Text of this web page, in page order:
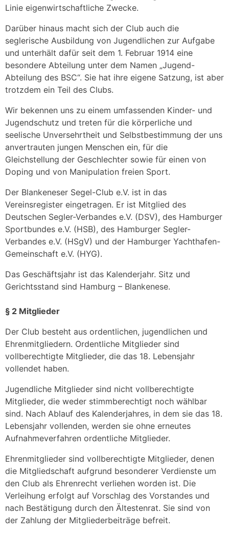
Linie eigenwirtschaftliche Zwecke.
Darüber hinaus macht sich der Club auch die
seglerische Ausbildung von Jugendlichen zur Aufgabe
und unterhält dafür seit dem 1. Februar 1914 eine
besondere Abteilung unter dem Namen „Jugend-
Abteilung des BSC“. Sie hat ihre eigene Satzung, ist aber
trotzdem ein Teil des Clubs.
Wir bekennen uns zu einem umfassenden Kinder- und
Jugendschutz und treten für die körperliche und
seelische Unversehrtheit und Selbstbestimmung der uns
anvertrauten jungen Menschen ein, für die
Gleichstellung der Geschlechter sowie für einen von
Doping und von Manipulation freien Sport.
Der Blankeneser Segel-Club e.V. ist in das
Vereinsregister eingetragen. Er ist Mitglied des
Deutschen Segler-Verbandes e.V. (DSV), des Hamburger
Sportbundes e.V. (HSB), des Hamburger Segler-
Verbandes e.V. (HSgV) und der Hamburger Yachthafen-
Gemeinschaft e.V. (HYG).
Das Geschäftsjahr ist das Kalenderjahr. Sitz und
Gerichtsstand sind Hamburg – Blankenese.
§ 2 Mitglieder
Der Club besteht aus ordentlichen, jugendlichen und
Ehrenmitgliedern. Ordentliche Mitglieder sind
vollberechtigte Mitglieder, die das 18. Lebensjahr
vollendet haben.
Jugendliche Mitglieder sind nicht vollberechtigte
Mitglieder, die weder stimmberechtigt noch wählbar
sind. Nach Ablauf des Kalenderjahres, in dem sie das 18.
Lebensjahr vollenden, werden sie ohne erneutes
Aufnahmeverfahren ordentliche Mitglieder.
Ehrenmitglieder sind vollberechtigte Mitglieder, denen
die Mitgliedschaft aufgrund besonderer Verdienste um
den Club als Ehrenrecht verliehen worden ist. Die
Verleihung erfolgt auf Vorschlag des Vorstandes und
nach Bestätigung durch den Ältestenrat. Sie sind von
der Zahlung der Mitgliederbeiträge befreit.